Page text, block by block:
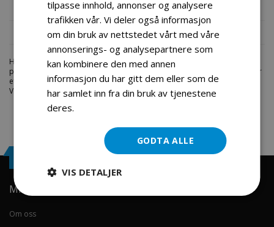
Produktomtaler
Fil vedlegg
Hos engrosservice.no får du kjøpt 80 link chain
priser. Bestill en
i dag fra Engros Service. Vi har
et stort utvalg av produkter innen: Hjem, sport og fritids segmentet.
Velkommen skal du være.
Min konto
Om oss
tilpasse innhold, annonser og analysere
trafikken vår. Vi deler også informasjon
om din bruk av nettstedet vårt med våre
annonserings- og analysepartnere som
kan kombinere den med annen
informasjon du har gitt dem eller som de
har samlet inn fra din bruk av tjenestene
deres.
GODTA ALLE
VIS DETALJER